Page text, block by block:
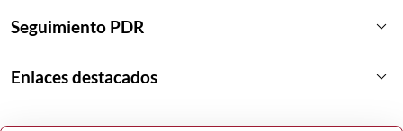
Seguimiento PDR keyboard_arrow_down
Enlaces destacados keyboard_arrow_down